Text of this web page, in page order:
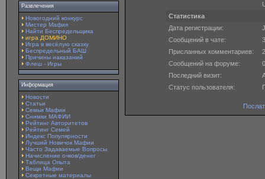
Развлечения
Новогодний конкурс
Мистер Мафия
Найти Беспредельщика
игра ДОМИНО
Игра в весёлую сказку
Беспредельный БАШ
Причины наказаний
Флеш - Игры
Информация
Новости
Статьи
Семьи Мафии
Снимки МАФИИ
Рейтинг Авторитетов
Рейтинг Семей
Индекс Популярности
Лучший Новичок Мафии
Часто Задаваемые Вопросы
Начисление очков/денег
Таблица Опыта
Вещи Мафии
Секретные материалы
Статистика
Дата регистрации:
Сообщений в чате:
3
Присланных комментариев:
2
Сообщений на форуме:
0
Последний визит:
Статус пользователя: